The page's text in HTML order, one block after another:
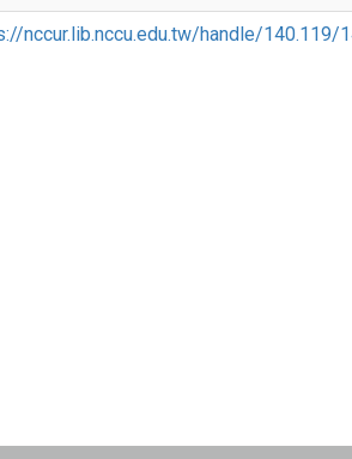
nccur.lib.nccu.edu.tw/handle/140.119/